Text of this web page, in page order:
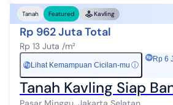
Tanah Featured Kavling
Rp 962 Juta Total
Rp 13 Juta /m²
Rp Lihat Kemampuan Cicilan-mu ⓘ
Rp 6
Tanah Kavling Siap